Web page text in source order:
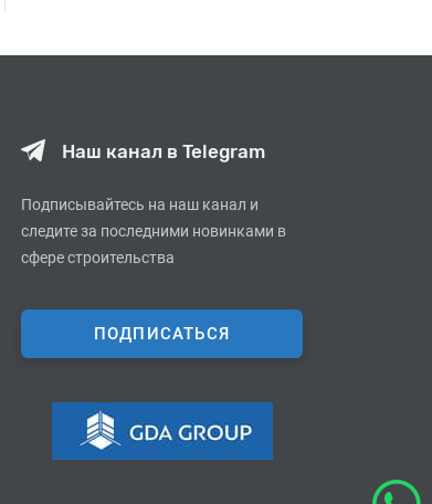
Наш канал в Telegram
Подписывайтесь на наш канал и
следите за последними новинками в
сфере строительства
ПОДПИСАТЬСЯ